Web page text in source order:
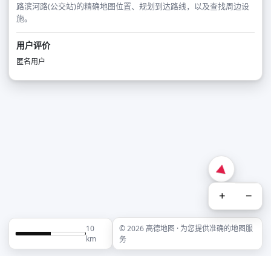
路滨河路(公交站)的精确地图位置、规划到达路线，以及查找周边设
施。
用户评价
匿名用户
+ −
10
km
© 2026 高德地图 · 为您提供准确的地图服
务